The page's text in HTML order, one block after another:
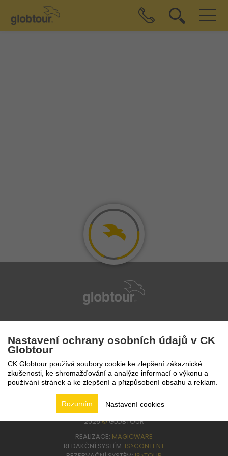
224 94 82 41
2026©GLOBTOUR
REALIZACE: MAGICWARE
REDAKČNÍ SYSTÉM: IS>CONTENT
Nastavení ochrany osobních údajů v CK
Globtour
CK Globtour používá soubory cookie ke zlepšení zákaznické
zkušenosti, ke shromažďování a analýze informací o výkonu a
používání stránek a ke zlepšení a přizpůsobení obsahu a reklam.
Nastavení cookies
Rozumím